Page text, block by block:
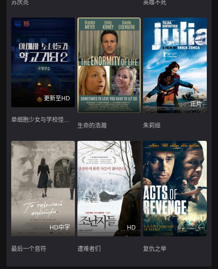
苏庆亮 英雄不死
更新至HD
单细胞少女与学校怪谈2：教学实习
生命的浩瀚
正片
朱莉娅
HD中字
最后一个音符
HD
遭难者们 复仇之举